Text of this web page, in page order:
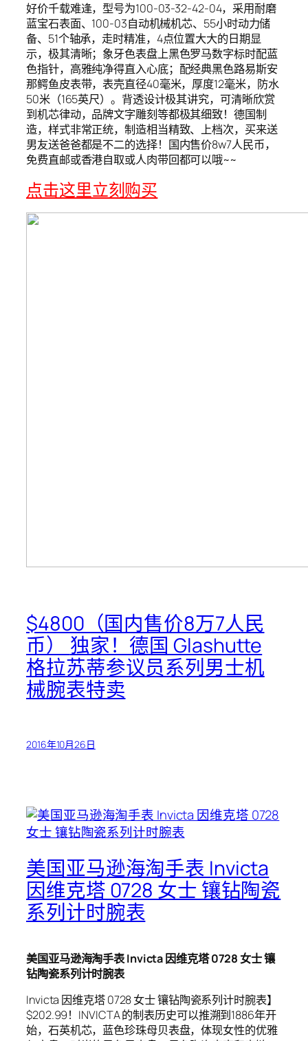
好价千载难逢，型号为100-03-32-42-04，采用耐磨
蓝宝石表面、100-03自动机械机芯、55小时动力储
备、51个轴承，走时精准，4点位置大大的日期显
示，极其清晰；象牙色表盘上黑色罗马数字标时配蓝
色指针，高雅纯净得直入心底；配经典黑色路易斯安
那鳄鱼皮表带，表壳直径40毫米，厚度12毫米，防水
50米（165英尺）。背透设计极其讲究，可清晰欣赏
到机芯律动，品牌文字雕刻等都极其细致！德国制
造，样式非常正统，制造相当精致、上档次，买来送
男友送爸爸都是不二的选择！国内售价8w7人民币，
免费直邮或香港自取或人肉带回都可以哦~~
点击这里立刻购买
$4800（国内售价8万7人民
币） 独家！德国 Glashutte
格拉苏蒂参议员系列男士机
械腕表特卖
2016年10月26日
美国亚马逊海淘手表 Invicta
因维克塔 0728 女士 镶钻陶瓷
系列计时腕表
美国亚马逊海淘手表 Invicta 因维克塔 0728 女士 镶
钻陶瓷系列计时腕表
Invicta 因维克塔 0728 女士 镶钻陶瓷系列计时腕表】
$202.99！INVICTA 的制表历史可以推溯到1886年开
始，石英机芯，蓝色珍珠母贝表盘，体现女性的优雅